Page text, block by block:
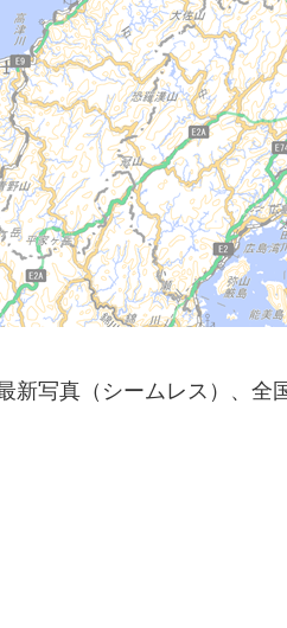
新写真（シームレス）、全